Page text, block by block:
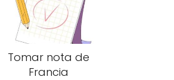
Tomar nota de
Francia